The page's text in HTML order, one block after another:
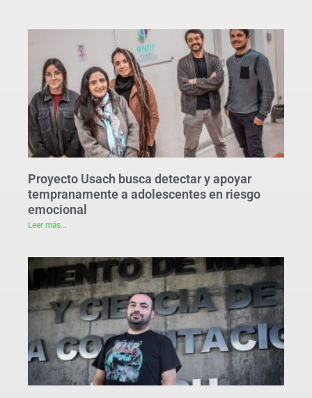
Proyecto Usach busca detectar y apoyar
tempranamente a adolescentes en riesgo
emocional
Leer más...